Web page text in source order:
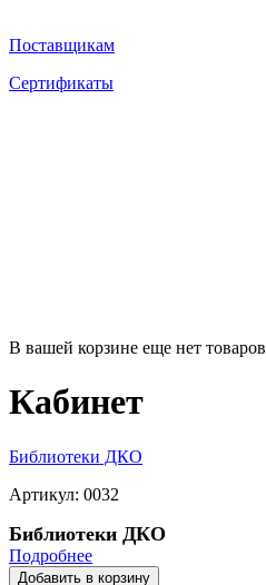
Поставщикам
Сертификаты
В вашей корзине еще нет товаров
Кабинет
Библиотеки ДКО
Артикул: 0032
Библиотеки ДКО
Подробнее